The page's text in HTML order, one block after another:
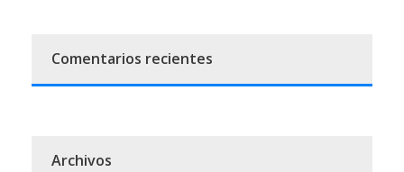
Comentarios recientes
Archivos